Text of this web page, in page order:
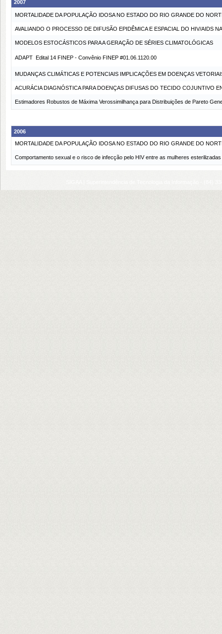
2007
MORTALIDADE DA POPULAÇÃO IDOSA NO ESTADO DO RIO GRANDE DO
AVALIANDO O PROCESSO DE DIFUSÃO EPIDÊMICA E ESPACIAL DO HIV/AIDS
MODELOS ESTOCÁSTICOS PARA A GERAÇÃO DE SÉRIES CLIMATOLÓGICAS
ADAPT  Edital 14 FINEP - Convênio FINEP #01.06.1120.00
MUDANÇAS CLIMÁTICAS E POTENCIAIS IMPLICAÇÕES EM DOENÇAS
ACURÁCIA DIAGNÓSTICA PARA DOENÇAS DIFUSAS DO TECIDO COJUNTIVO
Estimadores Robustos de Máxima Verossimilhança para Distribuições de Pareto
2006
MORTALIDADE DA POPULAÇÃO IDOSA NO ESTADO DO RIO GRANDE DO
Comportamento sexual e o risco de infecção pelo HIV entre as mulheres